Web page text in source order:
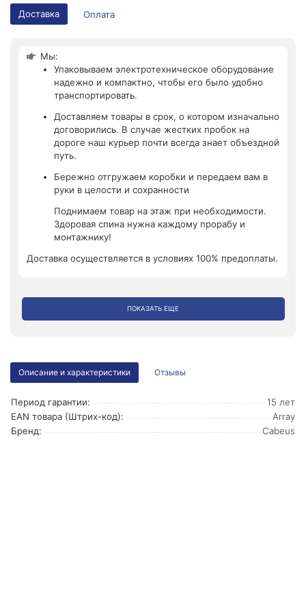
Доставка Оплата
Мы:
Упаковываем электротехническое оборудование
надежно и компактно, чтобы его было удобно
транспортировать.
Доставляем товары в срок, о котором изначально
договорились. В случае жестких пробок на
дороге наш курьер почти всегда знает объездной
путь.
Бережно отгружаем коробки и передаем вам в
руки в целости и сохранности
Поднимаем товар на этаж при необходимости.
Здоровая спина нужна каждому прорабу и
монтажнику!
Доставка осуществляется в условиях 100% предоплаты.
ПОКАЗАТЬ ЕЩЕ
Описание и характеристики Отзывы
Период гарантии:
15 лет
EAN товара (Штрих-код):
Array
Бренд:
Cabeus